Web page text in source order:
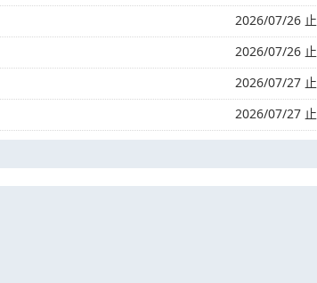
2026/07/26 止
2026/07/26 止
2026/07/27 止
2026/07/27 止